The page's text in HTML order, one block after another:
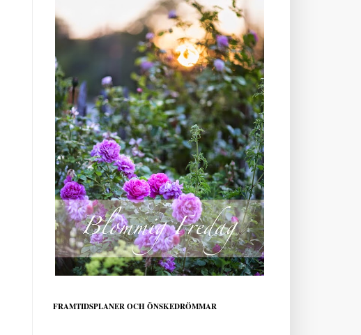
FRAMTIDSPLANER OCH ÖNSKEDRÖMMAR